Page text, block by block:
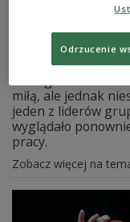
Powrót Linkin
zdradził
Powrót Linkin
miłą, ale jednak
jeden z liderów
wyglądało
pracy.
Zobacz więcej na
Odrzucenie